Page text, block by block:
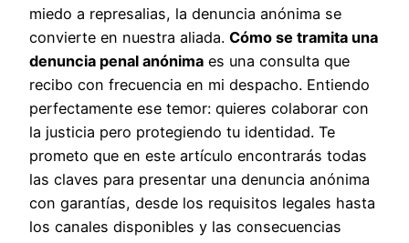
miedo a represalias, la denuncia anónima se
convierte en nuestra aliada. Cómo se tramita una
denuncia penal anónima es una consulta que
recibo con frecuencia en mi despacho. Entiendo
perfectamente ese temor: quieres colaborar con
la justicia pero protegiendo tu identidad. Te
prometo que en este artículo encontrarás todas
las claves para presentar una denuncia anónima
con garantías, desde los requisitos legales hasta
los canales disponibles y las consecuencias